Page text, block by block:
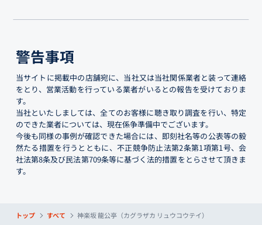
警告事項
当サイトに掲載中の店舗宛に、当社又は当社関係業者と装って連絡
をとり、営業活動を行っている業者がいるとの報告を受けておりま
す。
当社といたしましては、全てのお客様に聴き取り調査を行い、特定
のできた業者については、現在係争準備中でございます。
今後も同様の事例が確認できた場合には、即刻社名等の公表等の毅
然たる措置を行うとともに、不正競争防止法第2条第1項第1号、会
社法第8条及び民法第709条等に基づく法的措置をとらさせて頂きま
す。
トップ すべて 神楽坂 龍公亭（カグラザカ リュウコウテイ）